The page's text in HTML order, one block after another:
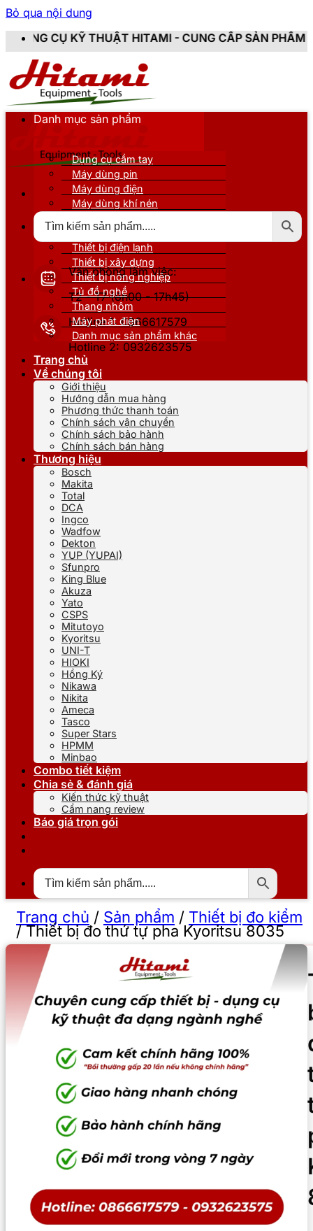
Bỏ qua nội dung
HITAMI - CUNG CẤP SẢN PHẨM CHÍNH HÃNG, MỚI
Văn phòng làm việc:
T2 - T7 (8h00 - 17h45)
Hotline 1: 0866617579
Hotline 2: 0932623575
Danh mục sản phẩm
Dụng cụ cầm tay
Máy dùng pin
Máy dùng điện
Máy dùng khí nén
Thiết bị nâng đỡ
Thiết bị điện lạnh
Thiết bị xây dựng
Thiết bị nông nghiệp
Tủ đồ nghề
Thang nhôm
Máy phát điện
Danh mục sản phẩm khác
Trang chủ
Về chúng tôi
Giới thiệu
Hướng dẫn mua hàng
Phương thức thanh toán
Chính sách vận chuyển
Chính sách bảo hành
Chính sách bán hàng
Thương hiệu
Bosch
Makita
Total
DCA
Ingco
Wadfow
Dekton
YUP (YUPAI)
Sfunpro
King Blue
Akuza
Yato
CSPS
Mitutoyo
Kyoritsu
UNI-T
HIOKI
Hồng Ký
Nikawa
Nikita
Ameca
Tasco
Super Stars
HPMM
Minbao
Combo tiết kiệm
Chia sẻ & đánh giá
Kiến thức kỹ thuật
Cẩm nang review
Báo giá trọn gói
Trang chủ / Sản phẩm / Thiết bị đo kiểm
/Thiết bị đo thứ tự pha Kyoritsu 8035